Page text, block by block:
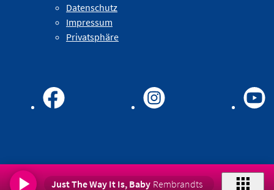
Datenschutz
Impressum
Privatsphäre
Just The Way It Is, Baby Rembrandts